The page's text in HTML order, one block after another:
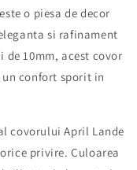
este o piesa de decor
si rafinament
10mm, acest covor
confort sporit in
covorului April Lande
privire. Culoarea